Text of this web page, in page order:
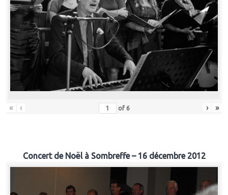
« ‹ of 6 › »
Concert de Noël à Sombreffe – 16 décembre 2012